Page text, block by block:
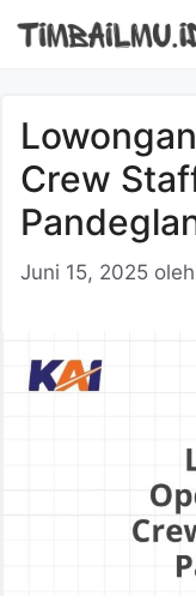
Crew
Juni 15, 2025 oleh